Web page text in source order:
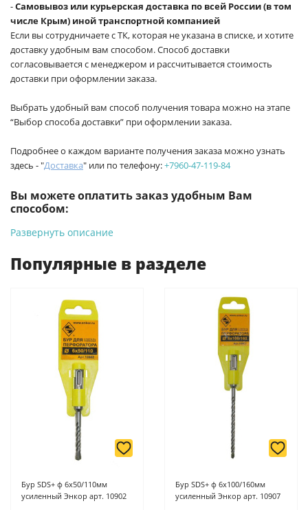
-Самовывоз или курьерская доставка по всей России (в том
числе Крым) иной транспортной компанией
Если вы сотрудничаете с ТК, которая не указана в списке, и хотите
доставку удобным вам способом. Способ доставки
согласовывается с менеджером и рассчитывается стоимость
доставки при оформлении заказа.
Выбрать удобный вам способ получения товара можно на этапе
“Выбор способа доставки” при оформлении заказа.
Подробнее о каждом варианте получения заказа можно узнать
здесь - "Доставка" или по телефону:+7960-47-119-84
Вы можете оплатить заказ удобным Вам
способом:
-Банковской картой на сайте ProffЭлектро. Данный вид
магазинах ProffЭлектро по адресу Геленджикский проспект,
6/2 (база КПП)или по адресу ул. Новороссийская 161И.
Для юридических лиц: переводом на расчетный счет при
онлайн оплате заказа на сайте.
Подробнее о способах оплаты можно узнать здесь - "Оплата"
Развернуть описание
Популярные в разделе
Бур SDS+ ф 6х50/110мм
усиленный Энкор арт. 10902
Бур SDS+ ф 6х100/160мм
усиленный Энкор арт. 10907